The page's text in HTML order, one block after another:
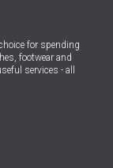
for spending
footwear and
services - all